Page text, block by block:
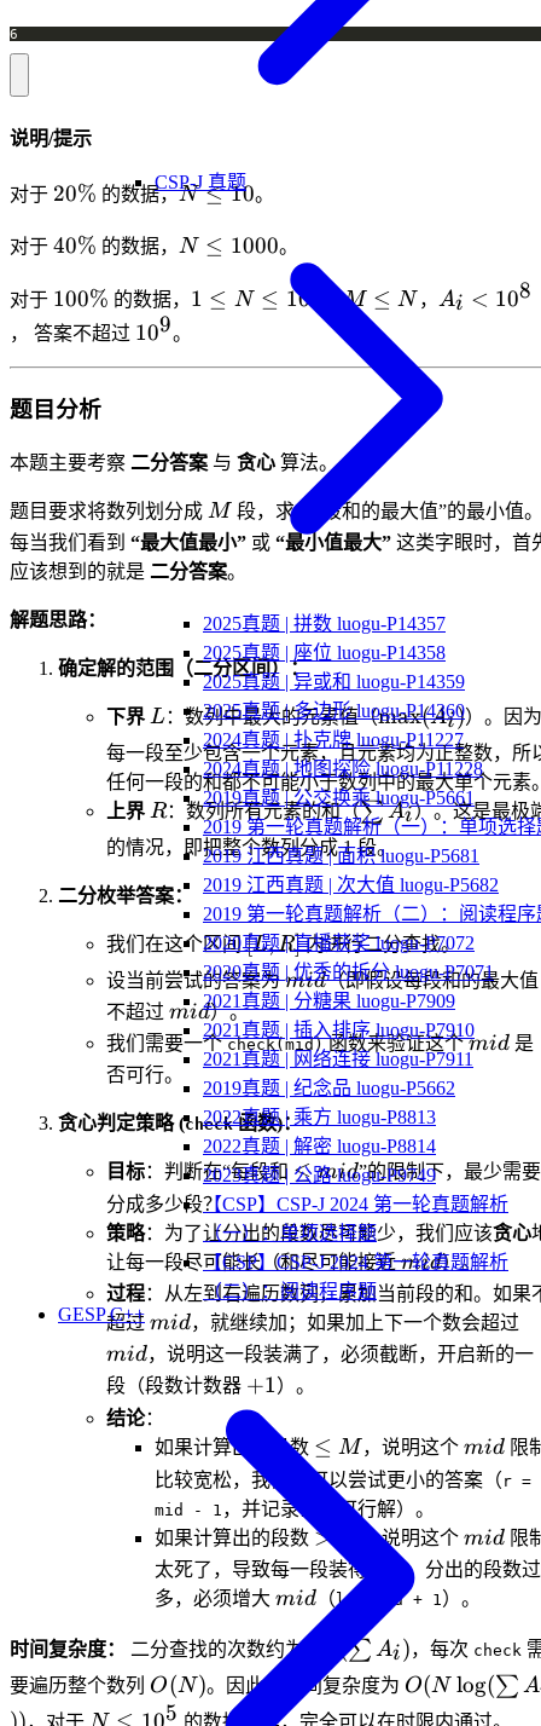
CSP-J 真题
2025真题 | 拼数 luogu-P14357
2025真题 | 座位 luogu-P14358
2025真题 | 异或和 luogu-P14359
2025真题 | 多边形 luogu-P14360
2024真题 | 扑克牌 luogu-P11227
2024真题 | 地图探险 luogu-P11228
2019真题 | 公交换乘 luogu-P5661
2019 第一轮真题解析（一）：单项选择
2019 江西真题 | 面积 luogu-P5681
2019 江西真题 | 次大值 luogu-P5682
2019 第一轮真题解析（二）：阅读程序
2020真题 | 直播获奖 luogu-P7072
2020真题 | 优秀的拆分 luogu-P7071
2021真题 | 分糖果 luogu-P7909
2021真题 | 插入排序 luogu-P7910
2021真题 | 网络连接 luogu-P7911
2019真题 | 纪念品 luogu-P5662
2022真题 | 乘方 luogu-P8813
2022真题 | 解密 luogu-P8814
2023真题 | 公路 luogu-P9749
【CSP】CSP-J 2024 第一轮真题解析
（一）：单项选择题
【CSP】CSP-J 2024 第一轮真题解析
（二）：阅读程序题
GESP C++
6
说明/提示
对于 20\%
20% 的数据，N\leq
N ≤ 10。
对于 40\%
40% 的数据，
N\leq
N ≤ 1000。
对于 100\%
100% 的数据， 1\leq
1 ≤ N ≤ 10
M\leq
M ≤ N ，
A_i
Ai < 108
， 答案不超过 10^9
109。
题目分析
本题主要考察 二分答案 与 贪心 算法。
题目要求将数列划分成 M
M 段，求“每段和的最大值”的最小值
每当我们看到 “最大值最小” 或 “最小值最大” 这类字眼时，首
应该想到的就是 二分答案。
解题思路：
确定解的范围（二分区间）：
下界 L
L：数列中最大的元素值（\max(A_i)
max(Ai)）。因为
每一段至少包含一个元素，且元素均为正整数，所
任何一段的和都不可能小于数列中的最大单个元素
上界 R
R：数列所有元素的和（\sum
A_i
∑Ai）。这是最极
的情况，即把整个数列分成 1 段。
二分枚举答案：
我们在这个区间[L,
R]
[L,R]内进行二分查找。
设当前尝试的答案为mid
mid（即假设每段和的最大值
不超过 mid
mid）。
我们需要一个check(mid)函数来验证这个mid
mid 是
否可行。
贪心判定策略 (check函数)：
目标：判断在“每段和 \le
mid
≤ mid”的限制下，最少需要
分成多少段？
策略：为了让分出的段数尽可能少，我们应该贪心
让每一段尽可能长（和尽可能接近mid
mid）。
过程：从左到右遍历数列，累加当前段的和。如果
超过 mid
mid，就继续加；如果加上下一个数会超过
mid，说明这一段装满了，必须截断，开启新的一
段（段数计数器 +1
+1）。
结论：
如果计算出的段数 \le
M
≤ M ，说明这个mid
mid 限
比较宽松，我们还可以尝试更小的答案（ r =
mid - 1 ，并记录当前可行解）。
如果计算出的段数 >
M
> ，说明这个mid
mid 限
太死了，导致每一段装得太少，分出的段数过
多，必须增大 mid
mid （ l = mid + 1 ）。
时间复杂度： 二分查找的次数约为
\log(\sum
A_i)
(∑ Ai)，每次 check
要遍历整个数列 O(N)
O(N)。因此总时间复杂度为 O(N
\log(\sum
O(N log(∑ A
N 5